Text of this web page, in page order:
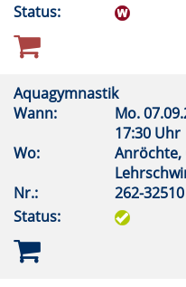
Status:
Aquagymnastik
Wann:
Mo.
17:30 Uhr
Wo:
Anröchte,
Nr.:
262-32510
Status: